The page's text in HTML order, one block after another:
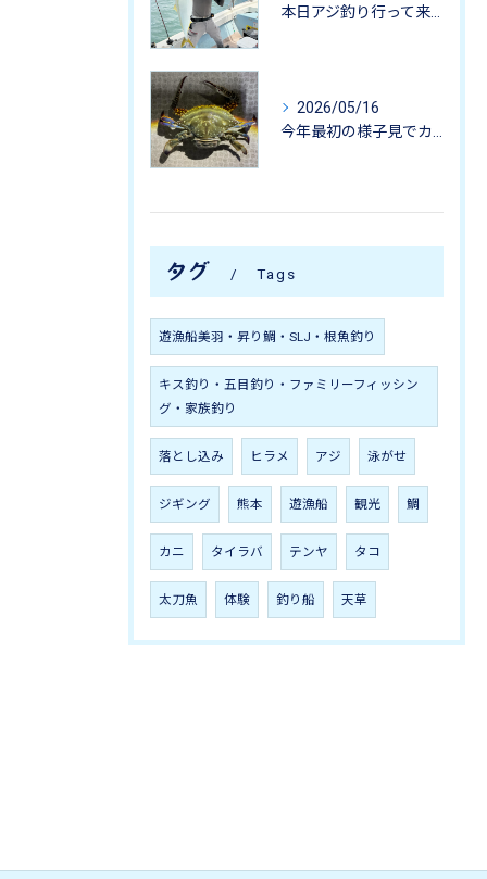
2026/05/16
タグ Tags
遊漁船美羽・昇り鯛・SLJ・根魚釣り
キス釣り・五目釣り・ファミリーフィッシン
グ・家族釣り
落とし込み ヒラメ アジ 泳がせ
ジギング 熊本 遊漁船 観光 鯛
カニ タイラバ テンヤ タコ
太刀魚 体験 釣り船 天草